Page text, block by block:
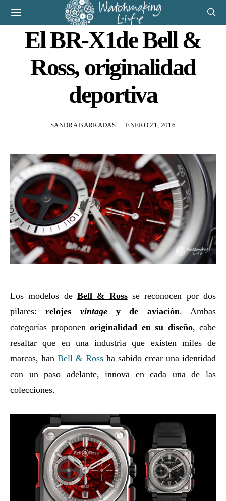
El BR-X1de Bell &
Ross, originalidad
deportiva
SANDRA BARRADAS ENERO 21, 2016
Los modelos de Bell & Rossse reconocen por dos
pilares: relojes vintagey de aviación. Ambas
categorías proponen originalidad en su diseño, cabe
resaltar que en una industria que existen miles de
marcas, han Bell & Ross ha sabido crear una identidad
con un paso adelante, innova en cada una de las
colecciones.